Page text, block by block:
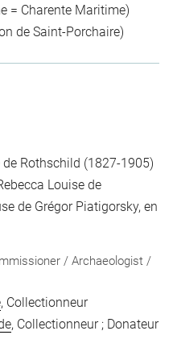
= Charente Maritime)
de Saint-Porchaire)
Rothschild (1827-1905)
Louise de
de Grégor Piatigorsky, en
/ Archaeologist /
, Collectionneur
, Collectionneur ; Donateur